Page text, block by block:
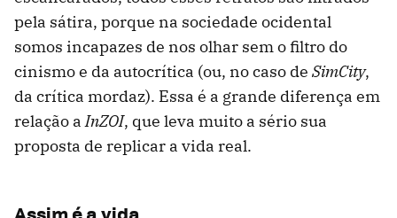
pela sátira, porque na sociedade ocidental
somos incapazes de nos olhar sem o filtro do
cinismo e da autocrítica (ou, no caso de SimCity,
da crítica mordaz). Essa é a grande diferença em
relação aInZOI, que leva muito a sério sua
proposta de replicar a vida real.